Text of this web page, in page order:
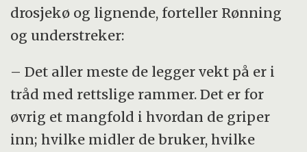
drosjekø og lignende, forteller Rønning
og understreker:
– Det aller meste de legger vekt på er i
tråd med rettslige rammer. Det er for
øvrig et mangfold i hvordan de griper
inn; hvilke midler de bruker, hvilke